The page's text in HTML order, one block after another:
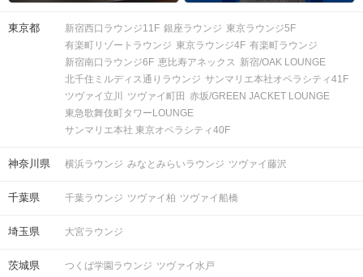
東京都 新宿西口ラウンジ11F 銀座ラウンジ 東京ラウンジ5F
有楽町リゾートラウンジ 東京ラウンジ4F 有楽町ラウンジ
新宿南口ラウンジ6F 恵比寿アネックス 新宿/OAK LOUNGE
北千住ミルディス通りラウンジ サンマリエ本社オペラシティ41F
ツヴァイ立川
ツヴァイ町田 赤坂/GREEN JACKET LOUNGE
東急歌舞伎町タワーLOUNGE
サンマリエ本社 東京オペラシティ40F
神奈川県 横浜ラウンジ みなとみらいラウンジ ツヴァイ藤沢
千葉県 千葉ラウンジ ツヴァイ柏 ツヴァイ船橋
埼玉県 大宮ラウンジ
茨城県 つくば学園ラウンジ ツヴァイ水戸